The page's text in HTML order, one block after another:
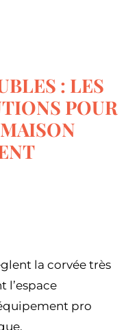
: LES
POUR
la corvée très
l’espace
pro